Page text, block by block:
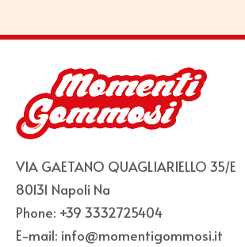
VIA GAETANO QUAGLIARIELLO 35/E
80131 Napoli Na
Phone: +39 3332725404
E-mail: info@momentigommosi.it